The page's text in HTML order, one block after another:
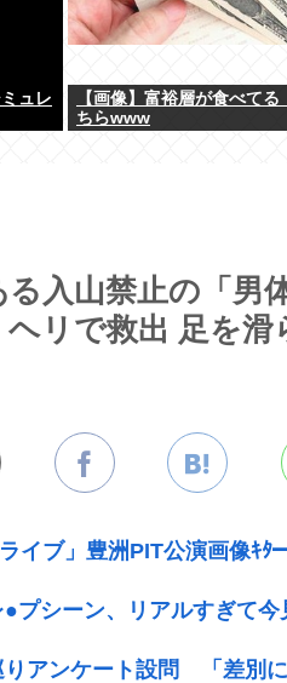
ュレ
【画像】富裕層が食べてる
ちらwww
る入山禁止の「
リで救出 足を滑
ライブ」豊洲PIT公演
●プシーン、リアルすぎて
りアンケート設問 「差別